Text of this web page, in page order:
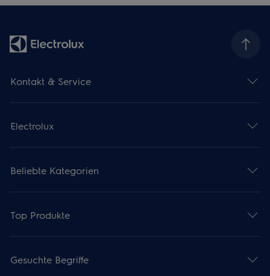
Kontakt & Service
Electrolux
Beliebte Kategorien
Top Produkte
Gesuchte Begriffe